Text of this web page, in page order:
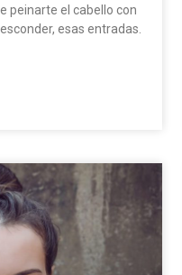
peinarte el cabello con
esas entradas.